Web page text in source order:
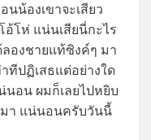
นน้องเขาจะเสียว
อ้โห่ แน่นเสียนี่กะไร
องชายแท้ซิงค์ๆ มา
ทีปฏิเสธแต่อย่างใด
นอน ผมก็เลยไปหยิบ
มา แน่นอนครับวันนี้